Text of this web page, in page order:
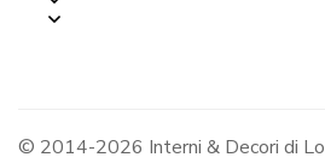
© 2014-2026 Interni & Decori di